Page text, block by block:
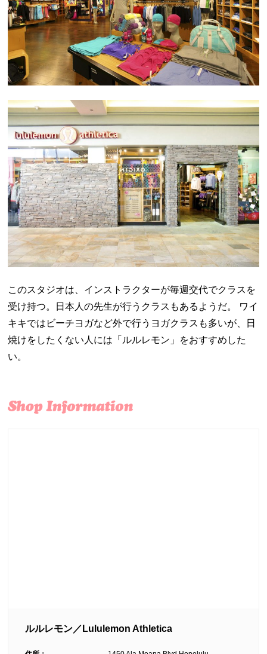
このスタジオは、インストラクターが毎週交代でクラスを
受け持つ。日本人の先生が行うクラスもあるようだ。 ワイ
キキではビーチヨガなど外で行うヨガクラスも多いが、日
焼けをしたくない人には「ルルレモン」をおすすめした
い。
ルルレモン／Lululemon Athletica